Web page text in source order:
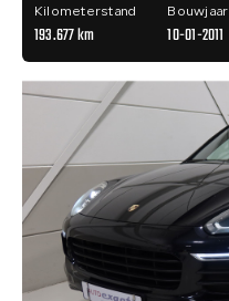
Kilometerstand
193.677 km
Bouwjaar
10-01-2011